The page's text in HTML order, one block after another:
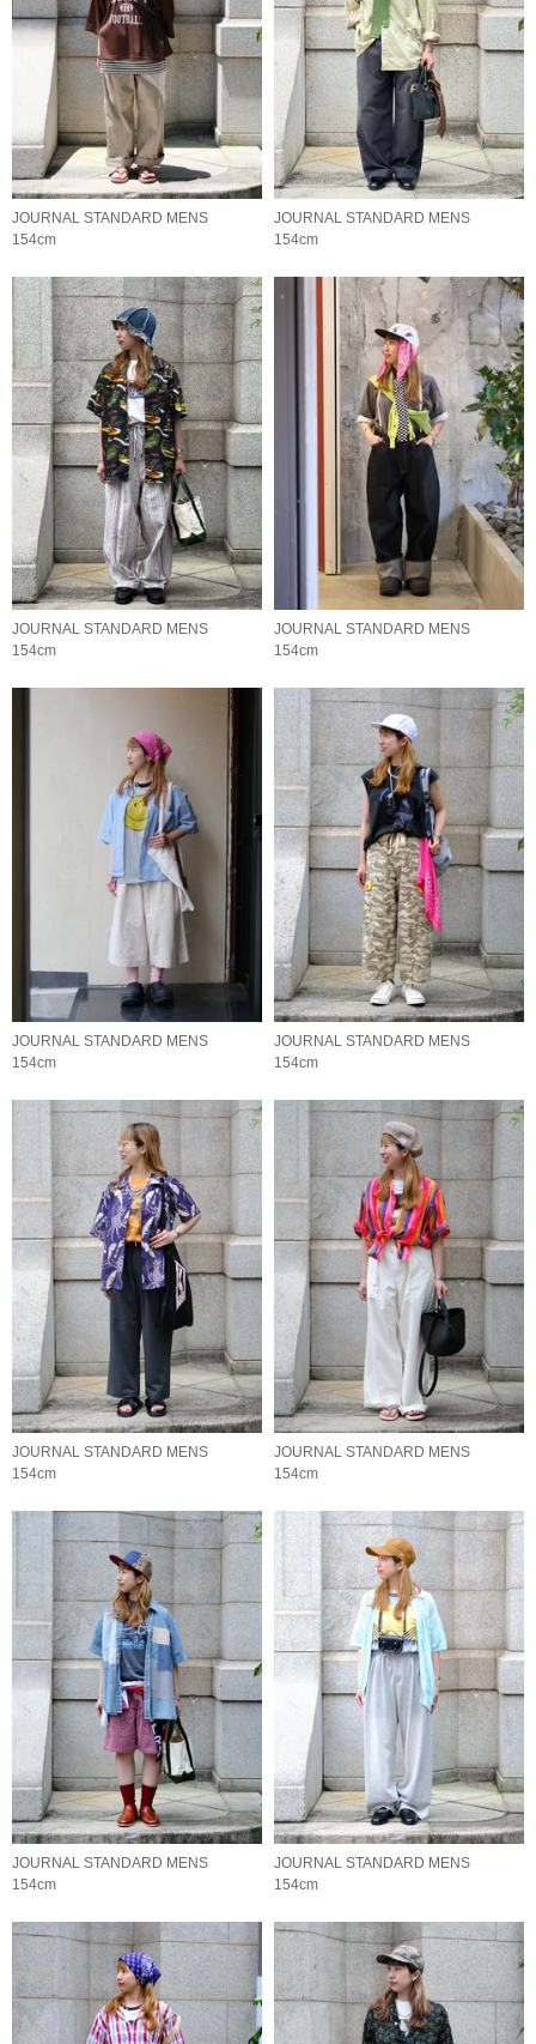
JOURNAL STANDARD MENS
154cm
JOURNAL STANDARD MENS
154cm
JOURNAL STANDARD MENS
154cm
JOURNAL STANDARD MENS
154cm
JOURNAL STANDARD MENS
154cm
JOURNAL STANDARD MENS
154cm
JOURNAL STANDARD MENS
154cm
JOURNAL STANDARD MENS
154cm
JOURNAL STANDARD MENS
154cm
JOURNAL STANDARD MENS
154cm